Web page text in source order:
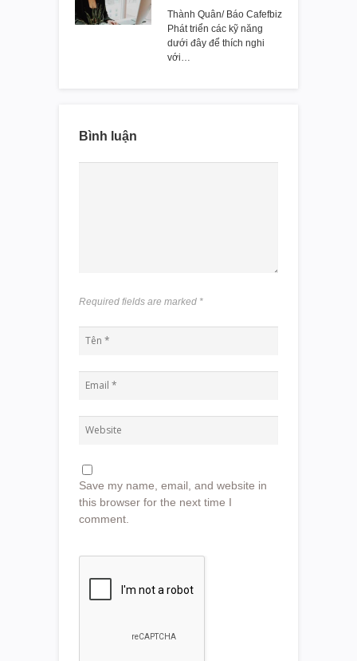
Thành Quân/ Báo Cafefbiz
Phát triển các kỹ năng
dưới đây để thích nghi
với…
Bình luận
Required fields are marked *
Save my name, email, and website in
this browser for the next time I
comment.